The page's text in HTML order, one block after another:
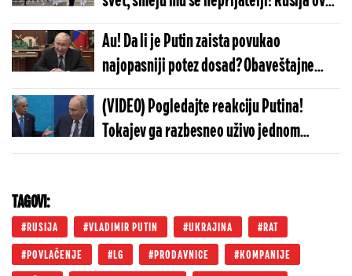
u istoriji nije doživela, došla voda do
poda...
Au! Da li je Putin zaista povukao
najopasniji potez dosad? Obaveštajne
službe došle do zastrašujućih informacija
(VIDEO) Pogledajte reakciju Putina!
Tokajev ga razbesneo uživo jednom
rečenicom: Ovakav potez lidera Rusije se
TAGOVI:
RUSIJA VLADIMIR PUTIN UKRAJINA RAT
POVLAČENJE LG PRODAVNICE KOMPANIJE